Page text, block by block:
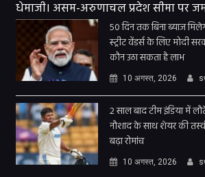
धेमाजी। असम-अरुणाचल प्रदेश सीमा पर
50 दिन तक बिना ब्याज
स्ट्रीट वेंडर्स के लिए मोदी
कौन उठा सकता है लाभ
10 अगस्त, 2026
2 साल बाद टीम इंडिया में
नौशाद के साथ शेयर की
बढ़ा रोमांच
10 अगस्त, 2026